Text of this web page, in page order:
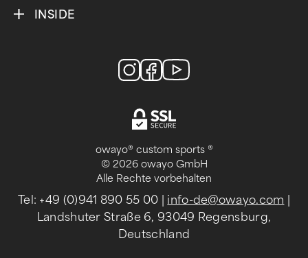
INSIDE
owayo® custom sports ®
© 2026 owayo GmbH
Alle Rechte vorbehalten
Tel: +49 (0)941 890 55 00 info-de@owayo.com
Landshuter Straße 6, 93049 Regensburg,
Deutschland